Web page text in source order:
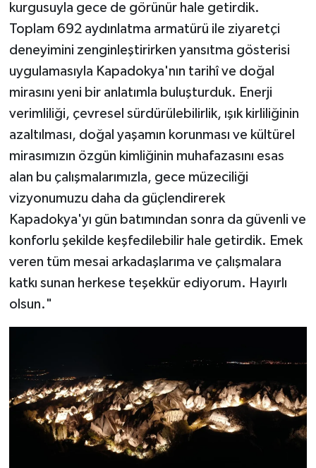
kurgusuyla gece de görünür hale getirdik.
Toplam 692 aydınlatma armatürü ile ziyaretçi
deneyimini zenginleştirirken yansıtma gösterisi
uygulamasıyla Kapadokya'nın tarihî ve doğal
mirasını yeni bir anlatımla buluşturduk. Enerji
verimliliği, çevresel sürdürülebilirlik, ışık kirliliğinin
azaltılması, doğal yaşamın korunması ve kültürel
mirasımızın özgün kimliğinin muhafazasını esas
alan bu çalışmalarımızla, gece müzeciliği
vizyonumuzu daha da güçlendirerek
Kapadokya'yı gün batımından sonra da güvenli ve
konforlu şekilde keşfedilebilir hale getirdik. Emek
veren tüm mesai arkadaşlarıma ve çalışmalara
katkı sunan herkese teşekkür ediyorum. Hayırlı
olsun."